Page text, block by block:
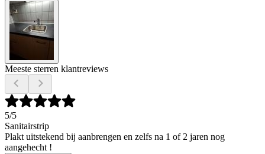
Meeste sterren klantreviews
5/5
Sanitairstrip
Plakt uitstekend bij aanbrengen en zelfs na 1 of 2 jaren nog
aangehecht !